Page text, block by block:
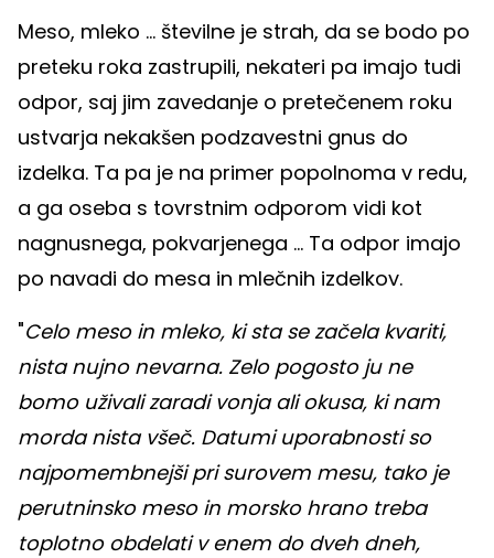
Meso, mleko ... številne je strah, da se bodo po
preteku roka zastrupili, nekateri pa imajo tudi
odpor, saj jim zavedanje o pretečenem roku
ustvarja nekakšen podzavestni gnus do
izdelka. Ta pa je na primer popolnoma v redu,
a ga oseba s tovrstnim odporom vidi kot
nagnusnega, pokvarjenega ... Ta odpor imajo
po navadi do mesa in mlečnih izdelkov.
"Celo meso in mleko, ki sta se začela kvariti,
nista nujno nevarna. Zelo pogosto ju ne
bomo uživali zaradi vonja ali okusa, ki nam
morda nista všeč. Datumi uporabnosti so
najpomembnejši pri surovem mesu, tako je
perutninsko meso in morsko hrano treba
toplotno obdelati v enem do dveh dneh,